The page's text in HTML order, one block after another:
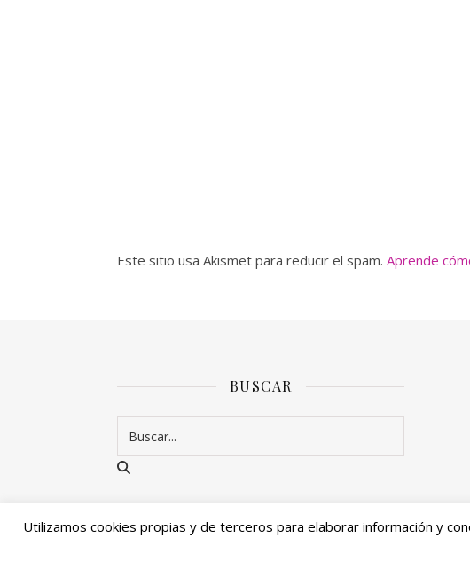
Este sitio usa Akismet para reducir el spam. Aprende
BUSCAR
Utilizamos cookies propias y de terceros para elaborar información y